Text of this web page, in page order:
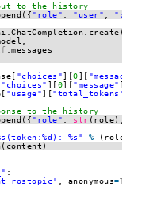
to the history
"role" : "user" , "content"
.messages
"choices" ][0 "message"
"choices" 0 "message"
"usage" "total_tokens"
to the history
"role" : str (role),
%s" %
(role,
:
, anonymous=True